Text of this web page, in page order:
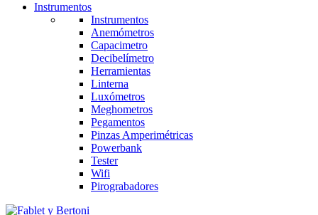
Instrumentos
Instrumentos
Anemómetros
Capacimetro
Decibelímetro
Herramientas
Linterna
Luxómetros
Meghometros
Pegamentos
Pinzas Amperimétricas
Powerbank
Tester
Wifi
Pirograbadores